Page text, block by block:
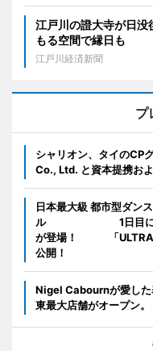
江戸川の證大寺が日
もる空間で縁日も
江戸川経済新聞
プ
シャリオン、タイのCP
Co., Ltd. と資本提携お
日本最大級 都市型ダン
ル 1日目にZedd
が登場！ 「ULTRA
公開！
Nigel Cabournが愛した
東最大店舗がオープン。